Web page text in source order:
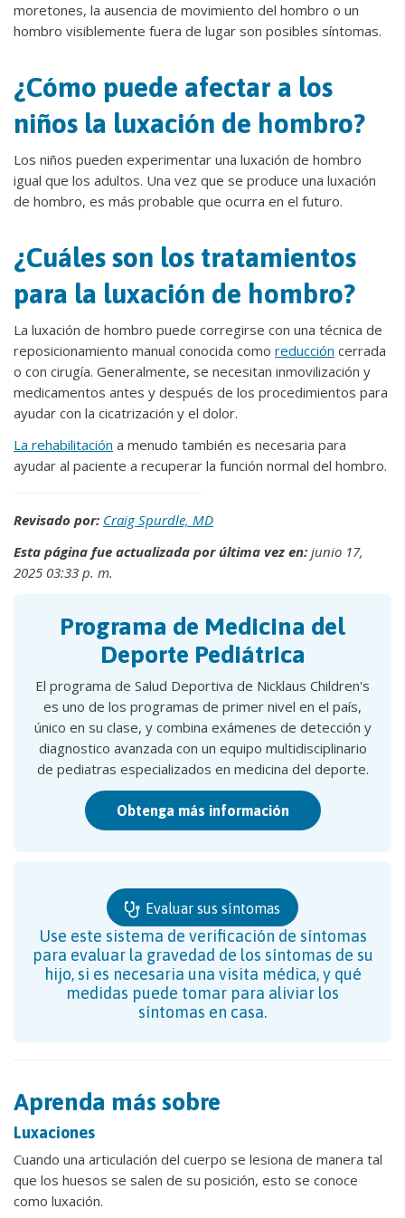
moretones, la ausencia de movimiento del hombro o un
hombro visiblemente fuera de lugar son posibles síntomas.
¿Cómo puede afectar a los
niños la luxación de hombro?
Los niños pueden experimentar una luxación de hombro
igual que los adultos. Una vez que se produce una luxación
de hombro, es más probable que ocurra en el futuro.
¿Cuáles son los tratamientos
para la luxación de hombro?
La luxación de hombro puede corregirse con una técnica de
reposicionamiento manual conocida como reducción cerrada
o con cirugía. Generalmente, se necesitan inmovilización y
medicamentos antes y después de los procedimientos para
ayudar con la cicatrización y el dolor.
La rehabilitación a menudo también es necesaria para
ayudar al paciente a recuperar la función normal del hombro.
Revisado por: Craig Spurdle, MD
Esta página fue actualizada por última vez en: junio 17,
2025 03:33 p. m.
Programa de Medicina del
Deporte Pediátrica
El programa de Salud Deportiva de Nicklaus Children's
es uno de los programas de primer nivel en el país,
único en su clase, y combina exámenes de detección y
diagnostico avanzada con un equipo multidisciplinario
de pediatras especializados en medicina del deporte.
Obtenga más información
Evaluar sus síntomas
Use este sistema de verificación de síntomas
para evaluar la gravedad de los síntomas de su
hijo, si es necesaria una visita médica, y qué
medidas puede tomar para aliviar los
síntomas en casa.
Aprenda más sobre
Luxaciones
Cuando una articulación del cuerpo se lesiona de manera tal
que los huesos se salen de su posición, esto se conoce
como luxación.